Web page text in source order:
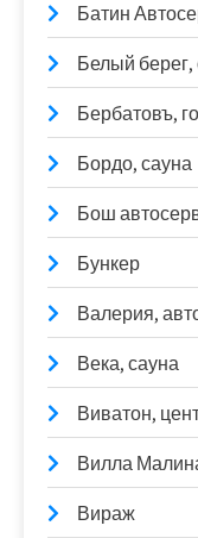
Батин
Белый берег,
Бербатовъ,
Бордо, сауна
Бош
Бункер
Валерия,
Века, сауна
Виватон,
Вилла
Вираж